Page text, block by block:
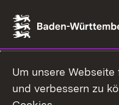
Um unsere
und verbessern zu